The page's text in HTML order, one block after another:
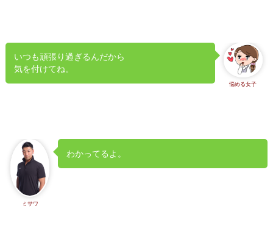
悩める女子
いつも頑張り過ぎるんだから
気を付けてね。
ミサワ
わかってるよ。